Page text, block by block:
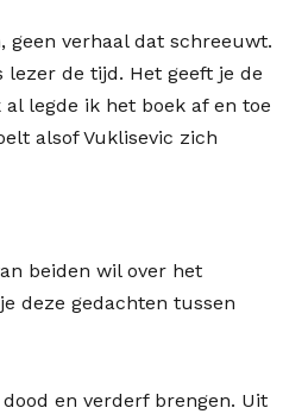
geen verhaal dat schreeuwt.
de tijd. Het geeft je de
legde ik het boek af en toe
alsof Vuklisevic zich
beiden wil over het
deze gedachten tussen
en verderf brengen. Uit